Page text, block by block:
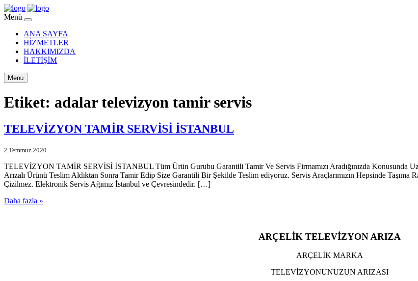
Menü
ANA SAYFA
HİZMETLER
HAKKIMIZDA
İLETİŞİM
Menu
Etiket: adalar televizyon tamir servis
TELEVİZYON TAMİR SERVİSİ İSTANBUL
2 Temmuz 2020
TELEVİZYON TAMİR SERVİSİ İSTANBUL Tüm Ürün Gurubu Garantili Tamir Ve Servis Firmamızı Aradığınızda Konusunda
Arızalı Ürünü Teslim Aldıktan Sonra Tamir Edip Size Garantili Bir Şekilde Teslim ediyoruz. Servis Araçlarımızın Hepsinde
Çizilmez. Elektronik Servis Ağımız İstanbul ve Çevresindedir. […]
Daha fazla »
ARÇELİK TELEVİZYON ARIZA
ARÇELİK MARKA
TELEVİZYONUNUZUN ARIZASI